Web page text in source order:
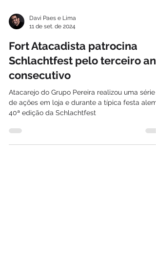
11 de set. de 2024
Fort Atacadista patrocina
Schlachtfest pelo terceiro ano
consecutivo
Atacarejo do Grupo Pereira realizou uma série
40ª edição da Schlachtfest